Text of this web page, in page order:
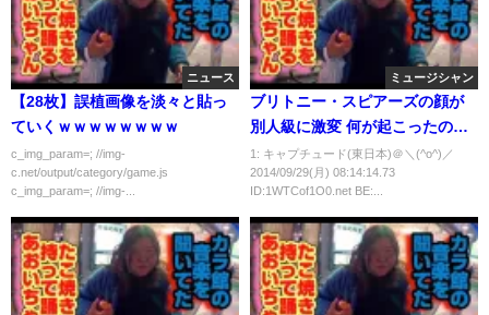
ニュース
【28枚】誤植画像を淡々と貼っ
ていくｗｗｗｗｗｗｗｗ
c_img_param=; //img-
c.net/output/category/game.js
c_img_param=; //img-...
ミュージシャン
ブリトニー・スピアーズの顔が
別人級に激変 何が起こったのか
不明【写真】
1: キャプチュード(東日本)＠＼(^o^)／
2014/09/29(月) 08:14:14.73
ID:1WTCof1O0.net BE:...